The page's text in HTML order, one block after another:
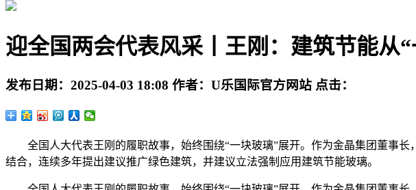
迎全国两会代表风采丨王刚：建筑节能从
发布日期： 2025-04-03 18:08 作者： U乐国际官方网站 点击：
全国人大代表王刚的履职故事，始终围绕“一块玻璃”展开。作为金晶集团董事长
结合，连续多年提出建议推广绿色建筑，并建议立法强制应用建筑节能玻璃。